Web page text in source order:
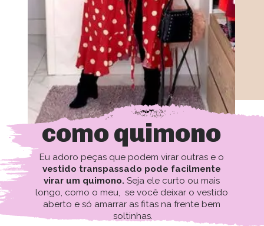
como quimono
vestido transpassado pode facilmente
virar um quimono. Seja ele curto ou mais
longo, como o meu,  se você deixar o vestido
aberto e só amarrar as fitas na frente bem
soltinhas.